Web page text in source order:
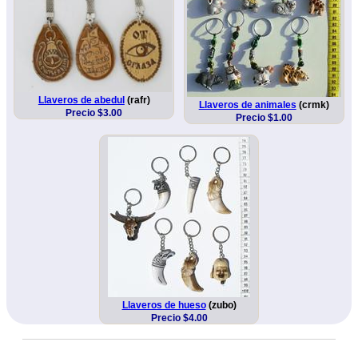
Llaveros de abedul (rafr)
Precio $3.00
Llaveros de animales (crmk)
Precio $1.00
Llaveros de hueso(zubo)
Precio $4.00